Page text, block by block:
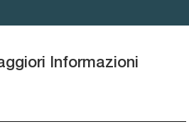
Informazioni